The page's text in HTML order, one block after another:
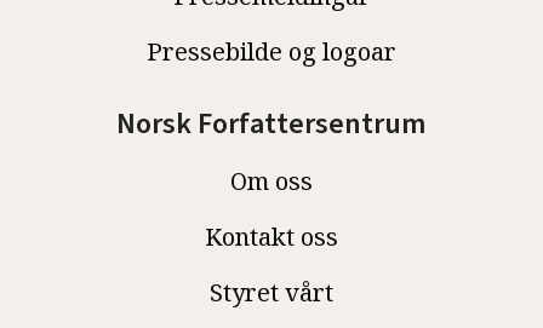
Pressebilde og logoar
Norsk Forfattersentrum
Om oss
Kontakt oss
Styret vårt